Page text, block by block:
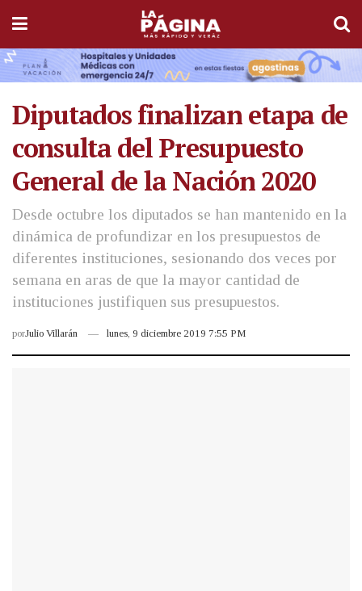
Diputados finalizan etapa de
consulta del Presupuesto
General de la Nación 2020
Desde octubre los diputados se han mantenido en la
dinámica de profundizar en los presupuestos de
diferentes instituciones, sesionando dos veces por
semana en aras de que la mayor cantidad de
instituciones justifiquen sus presupuestos.
porJulio Villarán lunes, 9 diciembre 2019 7:55 PM